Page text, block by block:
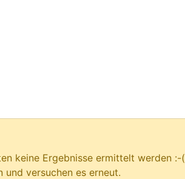
keine Ergebnisse ermittelt werden :-(
und versuchen es erneut.